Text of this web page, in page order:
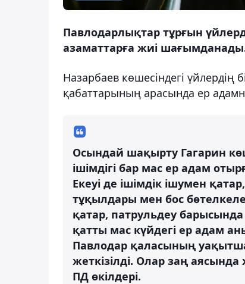
Павлодарлықтар тұрғын
азаматтарға жиі
Назарбаев көшесіндегі үйлердің
қабаттарының арасында ер
Осындай шақырту Гагарин
ішімдігі бар мас ер адам
Екеуі де ішімдік ішумен
тұқылдары мен бос
қатар, патрульдеу
қатты мас күйдегі ер адам
Павлодар қаласының
жеткізілді. Олар заң
ПД өкілдері.